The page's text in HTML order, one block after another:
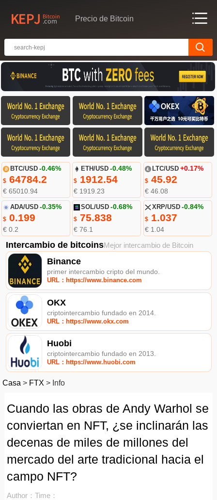
Precio de Bitcoin
BTC/USD -0.46%
$64784.2
€ 65010.94
ETH/USD -0.48%
$ 1912.54
€ 1919.23
LTC/USD +0.17%
$45.92
€ 46.08
ADA/USD -0.35%
$0.199
€ 0.2
SOL/USD -0.68%
$ 75.838
€ 76.1
XRP/USD -0.84%
$1.037
€ 1.04
Intercambio de bitcoinsMejor intercambio de Bitcoin
Binance
primer intercambio cripto del mundo.
URL：https://www.binance.com
OKX
criptointercambio fundado en 2014.
URL：https://www.okx.com
Huobi
criptointercambio fundado en 2013.
URL：https://www.huobi.com
Casa > FTX > Info
Cuando las obras de Andy Warhol se
conviertan en NFT, ¿se inclinarán las
decenas de miles de millones del
mercado del arte tradicional hacia el
campo NFT?
Author： Time：